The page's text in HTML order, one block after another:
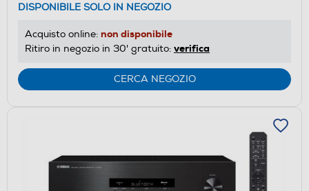
DISPONIBILE SOLO IN NEGOZIO
Acquisto online: non disponibile
Ritiro in negozio in 30' gratuito: verifica
CERCA NEGOZIO